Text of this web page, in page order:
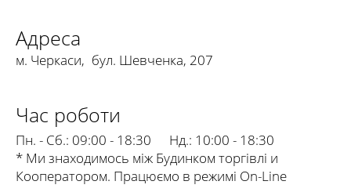
Адреса
м. Черкаси, бул. Шевченка, 207
Час роботи
Пн. - Сб.: 09:00 - 18:30 Нд.: 10:00 - 18:30
* Ми знаходимось між Будинком торгівлі и
Кооператором. Працюємо в режимі On-Line